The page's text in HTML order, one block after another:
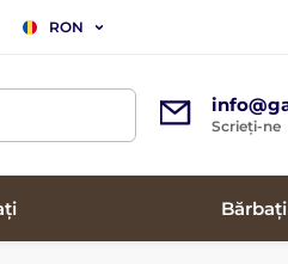
RON
Scrieți-ne
Bărbați